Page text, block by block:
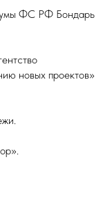
ФС РФ Бондарь
новых проектов»